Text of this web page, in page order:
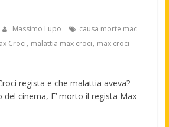
Massimo Lupo
causa morte mac
Croci, malattia max croci, max croci
regista e che malattia aveva?
cinema, E’ morto il regista Max